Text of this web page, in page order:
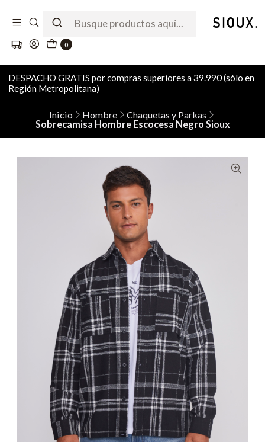
0
DESPACHO GRATIS por compras superiores a 39.990 (sólo en
Región Metropolitana)
Inicio Hombre
Chaquetas y Parkas
Sobrecamisa Hombre Escocesa Negro Sioux